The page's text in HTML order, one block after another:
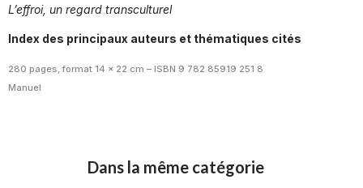
L’effroi, un regard transculturel
Index des principaux auteurs et thématiques cités
280 pages, format 14 x 22 cm – ISBN 9 782 85919 251 8
Manuel
Dans la même catégorie